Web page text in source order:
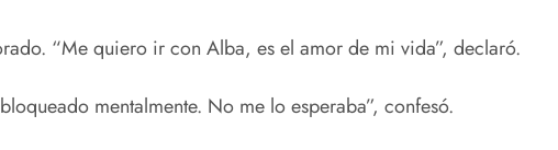
“Me quiero ir con Alba, es el amor de mi vida”, declaró.
mentalmente. No me lo esperaba”, confesó.